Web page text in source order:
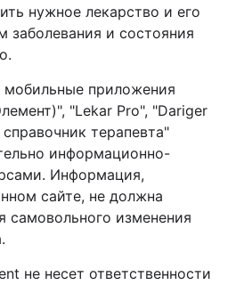
нужное лекарство и его
заболевания и состояния
мобильные приложения
"Lekar Pro", "Dariger
терапевта"
информационно-
Информация,
сайте, не должна
самовольного изменения
не несет ответственности